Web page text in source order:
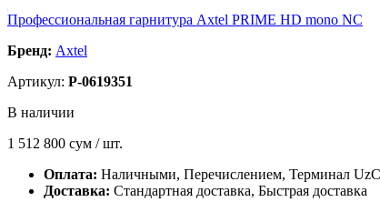
Профессиональная гарнитура Axtel PRIME HD mono NC
Бренд: Axtel
Артикул: P-0619351
В наличии
1 512 800 сум / шт.
Оплата: Наличными, Перечислением, Терминал
Доставка: Стандартная доставка, Быстрая доставка